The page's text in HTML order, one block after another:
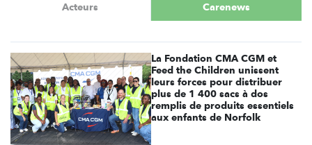
Acteurs Carenews
La Fondation CMA CGM et
Feed the Children unissent
leurs forces pour distribuer
plus de 1 400 sacs à dos
remplis de produits essentiels
aux enfants de Norfolk